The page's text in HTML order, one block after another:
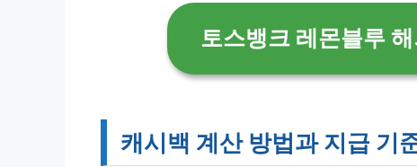
토스뱅크 레몬블루
캐시백 계산 방법과 지급 기